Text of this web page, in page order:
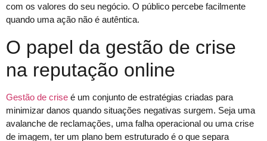
com os valores do seu negócio. O público percebe facilmente
quando uma ação não é autêntica.
O papel da gestão de crise
na reputação online
Gestão de crise é um conjunto de estratégias criadas para
minimizar danos quando situações negativas surgem. Seja uma
avalanche de reclamações, uma falha operacional ou uma crise
de imagem, ter um plano bem estruturado é o que separa